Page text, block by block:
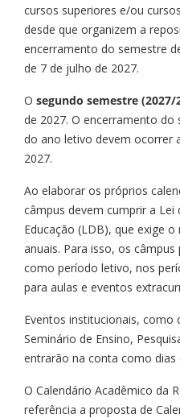
cursos superiores e/ou
desde que organizem a
encerramento do semestre
de 7 de julho de 2027.
O segundo semestre (2027/
de 2027. O encerramento
do ano letivo devem ocorrer
2027.
Ao elaborar os próprios
câmpus devem cumprir a Lei
Educação (LDB), que exige
anuais. Para isso, os
como período letivo, nos
para aulas e eventos
Eventos institucionais, como
Seminário de Ensino,
entrarão na conta como dias
O Calendário Acadêmico da
referência a proposta de